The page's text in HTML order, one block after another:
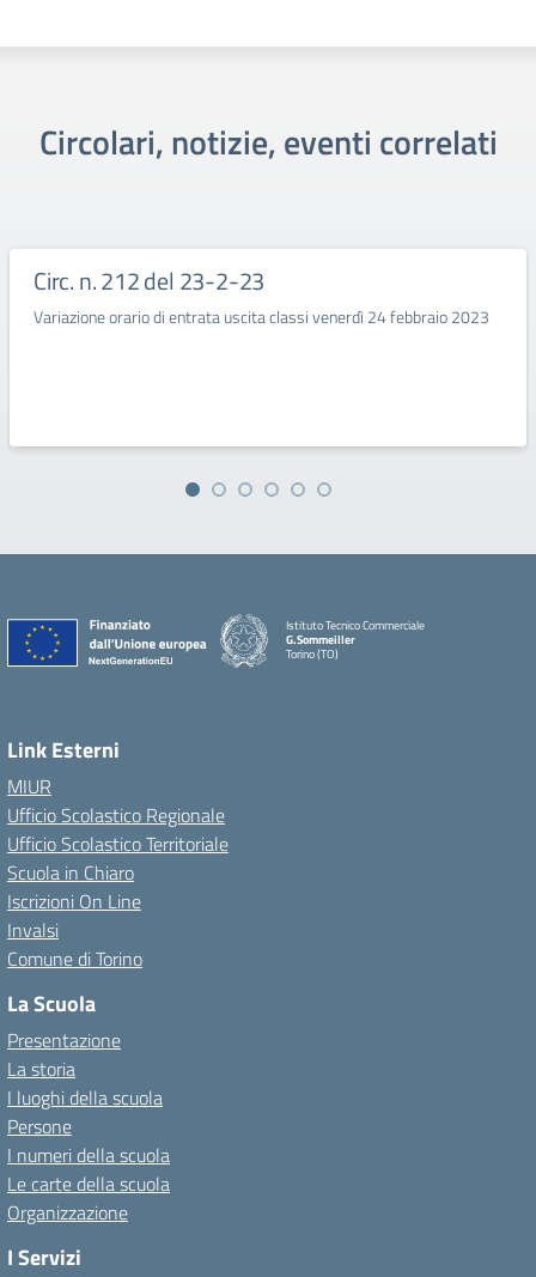
Circolari, notizie, eventi correlati
Circ. n. 212 del 23-2-23
Variazione orario di entrata uscita classi venerdì 24 febbraio 2023
Istituto Tecnico Commerciale
G.Sommeiller
Torino (TO)
Link Esterni
MIUR
Ufficio Scolastico Regionale
Ufficio Scolastico Territoriale
Scuola in Chiaro
Iscrizioni On Line
Invalsi
Comune di Torino
La Scuola
Presentazione
La storia
I luoghi della scuola
Persone
I numeri della scuola
Le carte della scuola
Organizzazione
I Servizi